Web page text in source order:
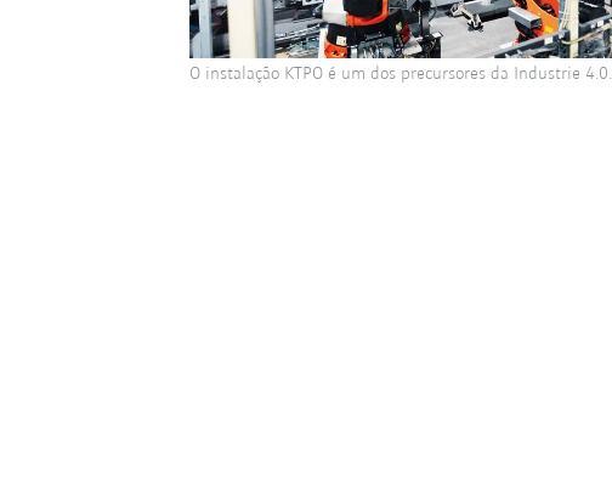
O instalação KTPO é um dos precursores da Industrie 4.0.